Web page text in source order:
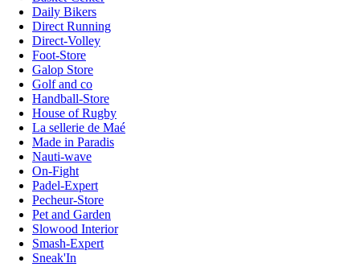
Daily Bikers
Direct Running
Direct-Volley
Foot-Store
Galop Store
Golf and co
Handball-Store
House of Rugby
La sellerie de Maé
Made in Paradis
Nauti-wave
On-Fight
Padel-Expert
Pecheur-Store
Pet and Garden
Slowood Interior
Smash-Expert
Sneak'In